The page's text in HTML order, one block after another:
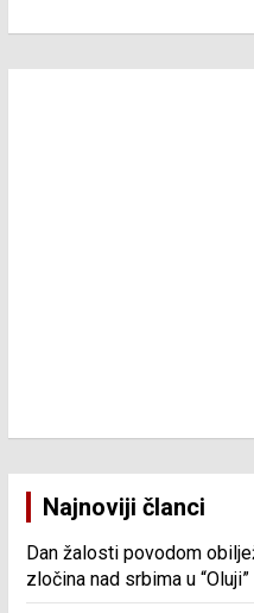
Najnoviji članci
Dan žalosti povodom
zločina nad srbima u “Oluji”